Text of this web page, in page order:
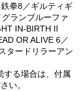
拳8／ギルティギ
ランブルーファ
IN-BIRTH II
OR ALIVE 6／
タードリラーアン
する場合は、付属
い。